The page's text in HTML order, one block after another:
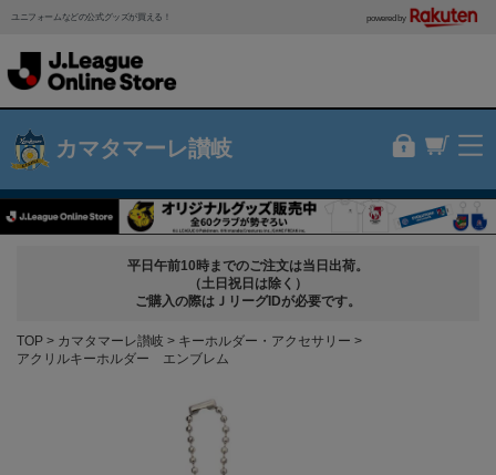
ユニフォームなどの公式グッズが買える！ powered by
カマタマーレ讃岐
平日午前10時までのご注文は当日出荷。
（土日祝日は除く）
ご購入の際はＪリーグIDが必要です。
TOP カマタマーレ讃岐
キーホルダー・アクセサリー
アクリルキーホルダー エンブレム